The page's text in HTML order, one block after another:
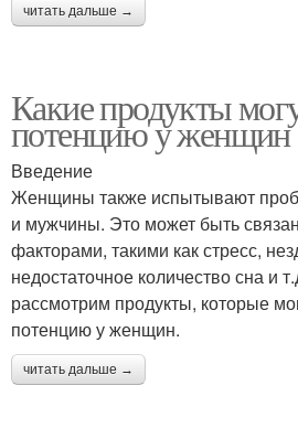
читать дальше →
Какие продукты
потенцию у женщин
Введение
Женщины также испытывают
и мужчины. Это может быть
факторами, такими как стресс,
недостаточное количество сна и
рассмотрим продукты, которые
потенцию у женщин.
читать дальше →